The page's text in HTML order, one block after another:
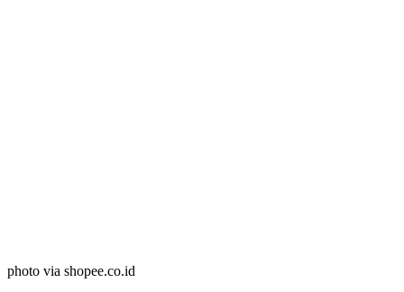
photo via shopee.co.id